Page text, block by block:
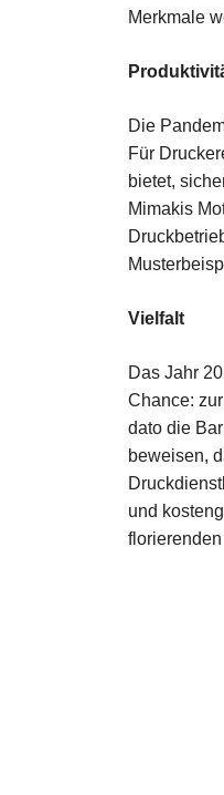
Merkmale
Die
Für
bietet,
Mimakis
Vielfalt
Das Jahr
Chance:
dato die
beweisen,
und